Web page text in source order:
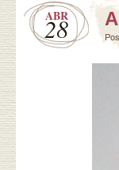
ABR
28